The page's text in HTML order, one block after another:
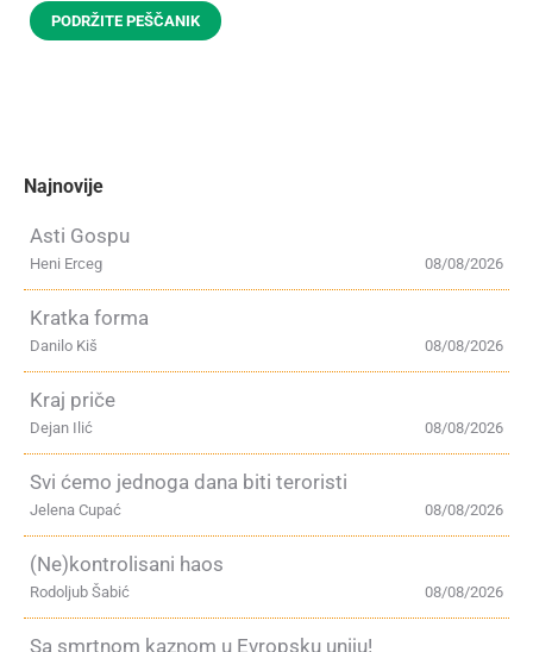
PODRŽITE PEŠČANIK
Najnovije
Asti Gospu
08/08/2026
Heni Erceg
Kratka forma
08/08/2026
Danilo Kiš
Kraj priče
08/08/2026
Dejan Ilić
Svi ćemo jednoga dana biti teroristi
08/08/2026
Jelena Cupać
(Ne)kontrolisani haos
08/08/2026
Rodoljub Šabić
Sa smrtnom kaznom u Evropsku uniju!